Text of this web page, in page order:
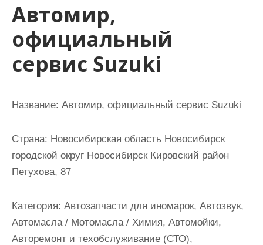
Автомир,
официальный
сервис Suzuki
Название: Автомир, официальный сервис Suzuki
Страна: Новосибирская область Новосибирск
городской округ Новосибирск Кировский район
Петухова, 87
Категория: Автозапчасти для иномарок, Автозвук,
Автомасла / Мотомасла / Химия, Автомойки,
Авторемонт и техобслуживание (СТО),